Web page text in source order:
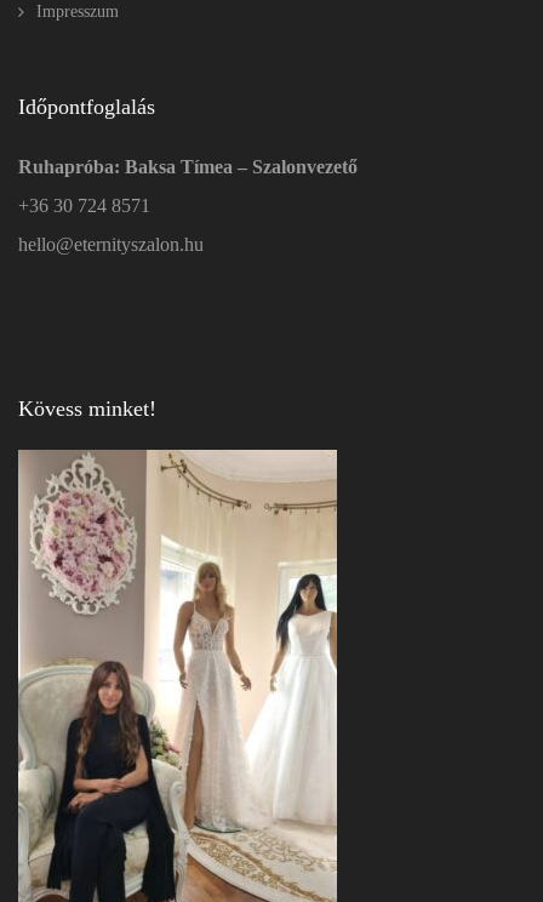
Impresszum
Időpontfoglalás
Ruhapróba: Baksa Tímea – Szalonvezető
+36 30 724 8571
hello@eternityszalon.hu
Kövess minket!